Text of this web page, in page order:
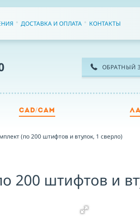
ДОСТАВКА И ОПЛАТА КОНТАКТЫ
ОБРАТНЫЙ
CAD/CAM
(по 200 штифтов и втулок, 1 сверло)
200 штифтов и